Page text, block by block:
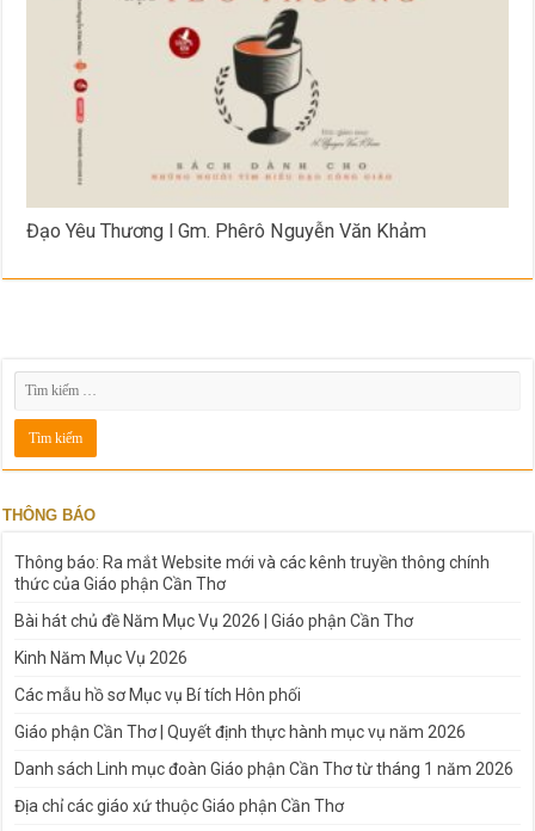
Đạo Yêu Thương l Gm. Phêrô Nguyễn Văn Khảm
THÔNG BÁO
Thông báo: Ra mắt Website mới và các kênh truyền thông chính
thức của Giáo phận Cần Thơ
Bài hát chủ đề Năm Mục Vụ 2026 | Giáo phận Cần Thơ
Kinh Năm Mục Vụ 2026
Các mẫu hồ sơ Mục vụ Bí tích Hôn phối
Giáo phận Cần Thơ | Quyết định thực hành mục vụ năm 2026
Danh sách Linh mục đoàn Giáo phận Cần Thơ từ tháng 1 năm 2026
Địa chỉ các giáo xứ thuộc Giáo phận Cần Thơ